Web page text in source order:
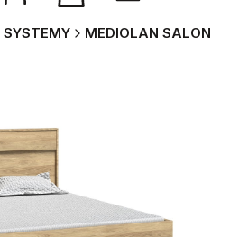
SYSTEMY MEDIOLAN SALON